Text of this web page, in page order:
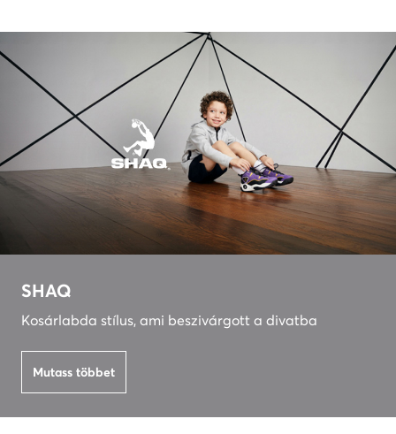
SHAQ
Kosárlabda stílus, ami beszivárgott a divatba
Mutass többet